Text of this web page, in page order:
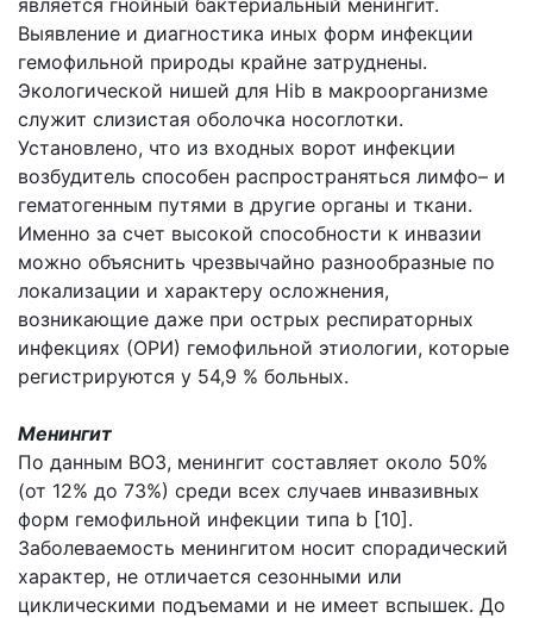
является гнойный бактериальный менингит.
Выявление и диагностика иных форм инфекции
гемофильной природы крайне затруднены.
Экологической нишей для Hib в макроорганизме
служит слизистая оболочка носоглотки.
Установлено, что из входных ворот инфекции
возбудитель способен распространяться лимфо– и
гематогенным путями в другие органы и ткани.
Именно за счет высокой способности к инвазии
можно объяснить чрезвычайно разнообразные по
локализации и характеру осложнения,
возникающие даже при острых респираторных
инфекциях (ОРИ) гемофильной этиологии, которые
регистрируются у 54,9 % больных.
Менингит
По данным ВОЗ, менингит составляет около 50%
(от 12% до 73%) среди всех случаев инвазивных
форм гемофильной инфекции типа b [10].
Заболеваемость менингитом носит спорадический
характер, не отличается сезонными или
циклическими подъемами и не имеет вспышек. До